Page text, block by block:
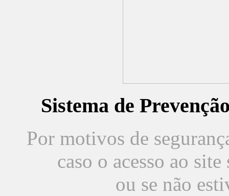
Sistema de
Por motivos de
caso o acesso ao
ou se não